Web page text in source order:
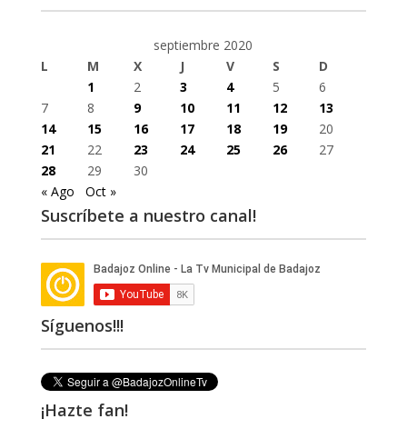
septiembre 2020
L
M X J V S
D
1
2 3 4 5
6
7
8 9 10 11 12
13
14
15 16 17 18 19
20
21
22 23 24 25 26
27
28
29
30
« Ago
Oct »
Suscríbete a nuestro canal!
Síguenos!!!
¡Hazte fan!